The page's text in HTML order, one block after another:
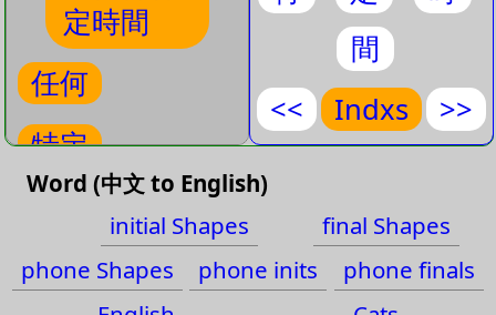
Any,Whatever Whichever)
Any, Whatever, Whichever
特定teˋ dingˋ
(Given,Particular ,
designated,Specific
Specifies,Specify Specifying,
To specify)
定時間
任何
特定
時間
間
<<
Indxs >>
Word (中文 to English)
initial Shapes
final Shapes
phone Shapes
phone inits
phone finals